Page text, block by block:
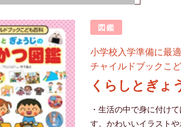
図鑑
小学校入学準備に最適
チャイルドブックこ
くらしとぎ
・生活の中で身に付け
す。かわいいイラスト